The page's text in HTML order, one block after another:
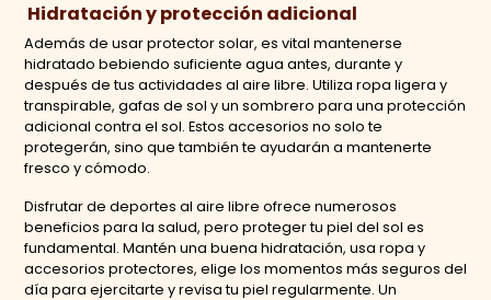
Hidratación y protección adicional
Además de usar protector solar, es vital mantenerse
hidratado bebiendo suficiente agua antes, durante y
después de tus actividades al aire libre. Utiliza ropa ligera y
transpirable, gafas de sol y un sombrero para una protección
adicional contra el sol. Estos accesorios no solo te
protegerán, sino que también te ayudarán a mantenerte
fresco y cómodo.
Disfrutar de deportes al aire libre ofrece numerosos
beneficios para la salud, pero proteger tu piel del sol es
fundamental. Mantén una buena hidratación, usa ropa y
accesorios protectores, elige los momentos más seguros del
día para ejercitarte y revisa tu piel regularmente. Un